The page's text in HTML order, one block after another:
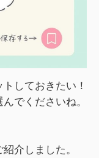
しておきたい！
でくださいね。
介しました。